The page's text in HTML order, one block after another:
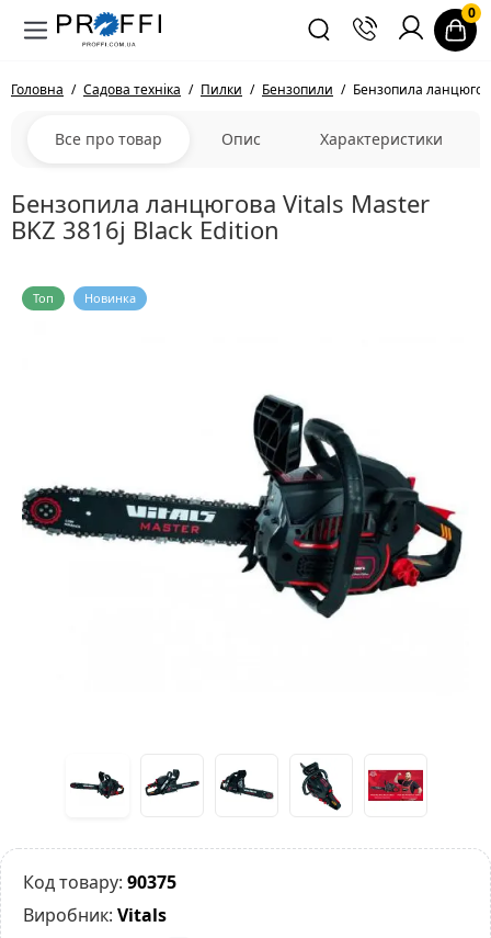
0
Головна Садова техніка Пилки Бензопили Бензопила
Все про товар Опис Характеристики
Бензопила ланцюгова Vitals Master
BKZ 3816j Black Edition
Топ Новинка
Код товару: 90375
Виробник: Vitals